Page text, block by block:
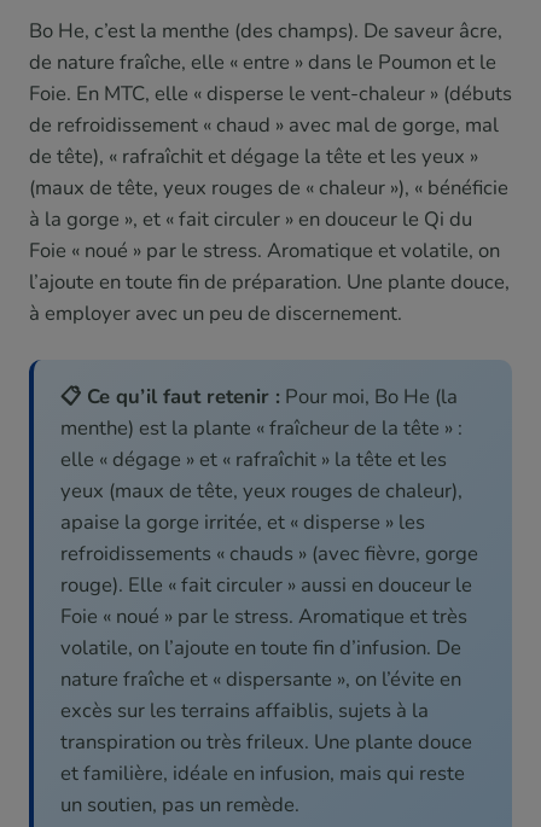
Bo He, c’est la menthe (des champs). De saveur âcre,
de nature fraîche, elle « entre » dans le Poumon et le
Foie. En MTC, elle « disperse le vent-chaleur » (débuts
de refroidissement « chaud » avec mal de gorge, mal
de tête), « rafraîchit et dégage la tête et les yeux »
(maux de tête, yeux rouges de « chaleur »), « bénéficie
à la gorge », et « fait circuler » en douceur le Qi du
Foie « noué » par le stress. Aromatique et volatile, on
l’ajoute en toute fin de préparation. Une plante douce,
à employer avec un peu de discernement.
📋 Ce qu’il faut retenir : Pour moi, Bo He (la
menthe) est la plante « fraîcheur de la tête » :
elle « dégage » et « rafraîchit » la tête et les
yeux (maux de tête, yeux rouges de chaleur),
apaise la gorge irritée, et « disperse » les
refroidissements « chauds » (avec fièvre, gorge
rouge). Elle « fait circuler » aussi en douceur le
Foie « noué » par le stress. Aromatique et très
volatile, on l’ajoute en toute fin d’infusion. De
nature fraîche et « dispersante », on l’évite en
excès sur les terrains affaiblis, sujets à la
transpiration ou très frileux. Une plante douce
et familière, idéale en infusion, mais qui reste
un soutien, pas un remède.